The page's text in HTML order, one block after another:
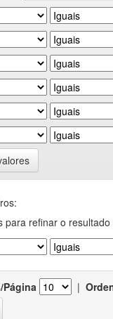
para refinar o
Página |